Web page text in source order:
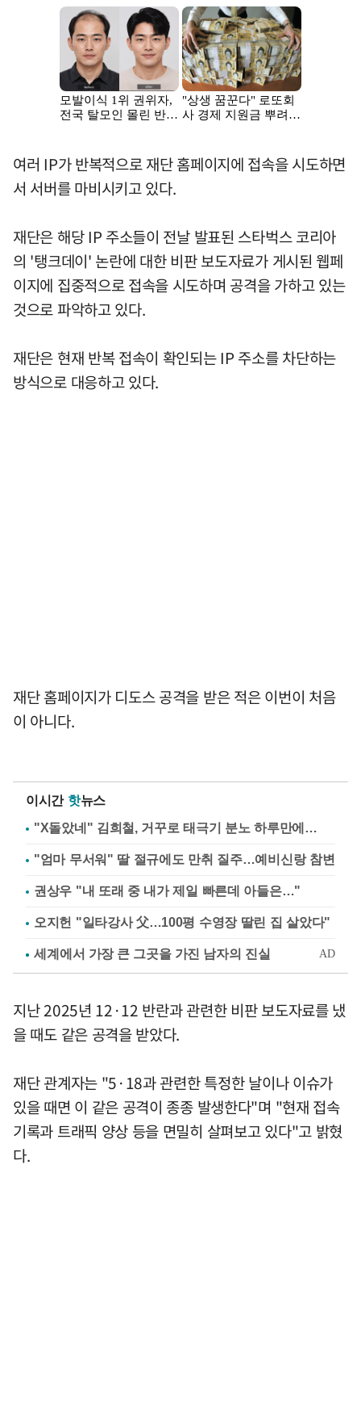
여러 IP가 반복적으로 재단 홈페이지에 접속을 시도하면
서 서버를 마비시키고 있다.
재단은 해당 IP 주소들이 전날 발표된 스타벅스 코리아
의 '탱크데이' 논란에 대한 비판 보도자료가 게시된 웹페
이지에 집중적으로 접속을 시도하며 공격을 가하고 있는
것으로 파악하고 있다.
재단은 현재 반복 접속이 확인되는 IP 주소를 차단하는
방식으로 대응하고 있다.
재단 홈페이지가 디도스 공격을 받은 적은 이번이 처음
이 아니다.
이시간 핫뉴스
"X돌았네" 김희철, 거꾸로 태극기 분노 하루만에…
"엄마 무서워" 딸 절규에도 만취 질주…예비신랑 참변
권상우 "내 또래 중 내가 제일 빠른데 아들은…"
오지헌 "일타강사 父…100평 수영장 딸린 집 살았다"
지난 2025년 12·12 반란과 관련한 비판 보도자료를 냈
을 때도 같은 공격을 받았다.
재단 관계자는 "5·18과 관련한 특정한 날이나 이슈가
있을 때면 이 같은 공격이 종종 발생한다"며 "현재 접속
기록과 트래픽 양상 등을 면밀히 살펴보고 있다"고 밝혔
다.